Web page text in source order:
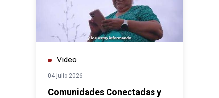
Video
04 julio 2026
Comunidades Conectadas y